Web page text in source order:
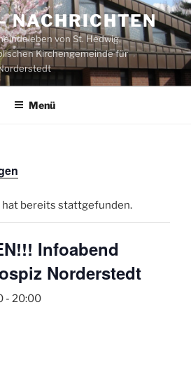
NACHRICHTEN
von St. Hedwig,
Kirchengemeinde für
Menü
bereits stattgefunden.
Infoabend
Norderstedt
- 20:00